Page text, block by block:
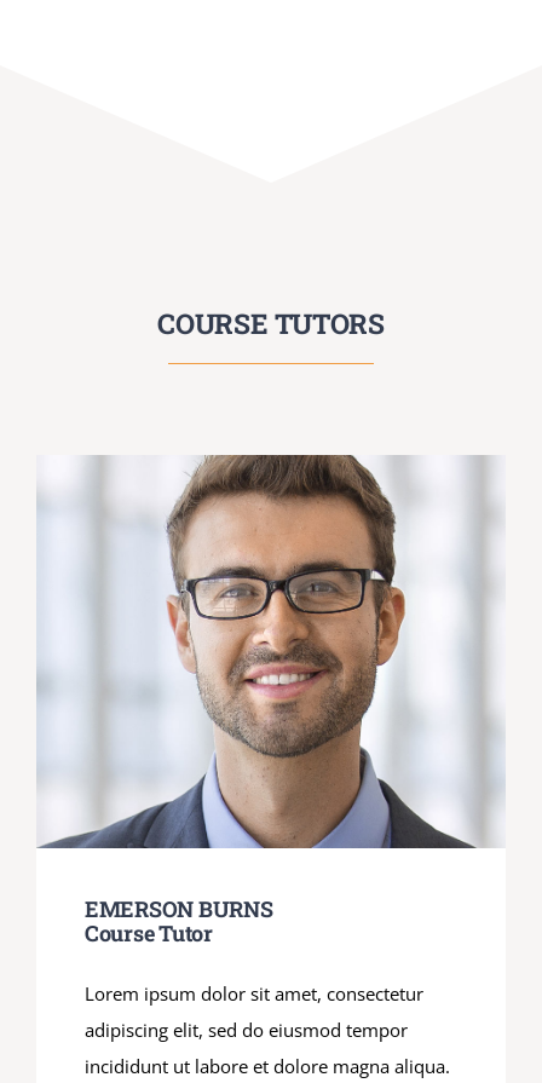
COURSE TUTORS
EMERSON BURNS
Course Tutor
Lorem ipsum dolor sit amet, consectetur
adipiscing elit, sed do eiusmod tempor
incididunt ut labore et dolore magna aliqua.